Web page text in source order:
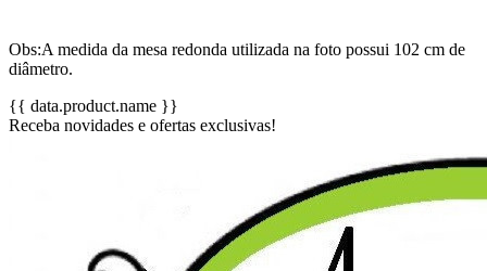
Obs:A medida da mesa redonda utilizada na foto possui 102 cm de
diâmetro.
{{ data.product.name }}
Receba novidades e ofertas exclusivas!